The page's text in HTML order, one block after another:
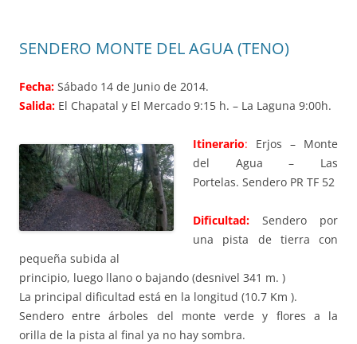
SENDERO MONTE DEL AGUA (TENO)
Fecha: Sábado 14 de Junio de 2014.
Salida: El Chapatal y El Mercado 9:15 h. – La Laguna 9:00h.
Itinerario: Erjos – Monte
del Agua – Las
Portelas. Sendero PR TF 52
Dificultad:
Sendero por
una pista de tierra con
pequeña subida al
principio, luego llano o bajando (desnivel 341 m. )
La principal dificultad está en la longitud (10.7 Km ).
Sendero entre árboles del monte verde y flores a la
orilla de la pista al final ya no hay sombra.